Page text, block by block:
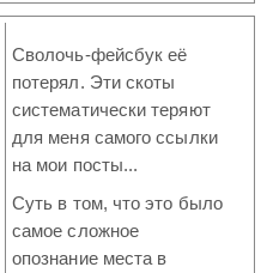
Сволочь-фейсбук её
потерял. Эти скоты
систематически теряют
для меня самого ссылки
на мои посты...
Суть в том, что это было
самое сложное
опознание места в